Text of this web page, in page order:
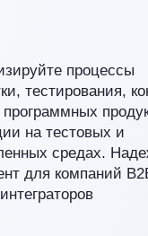
процессы
тестирования,
программных
на тестовых и
средах.
для компаний